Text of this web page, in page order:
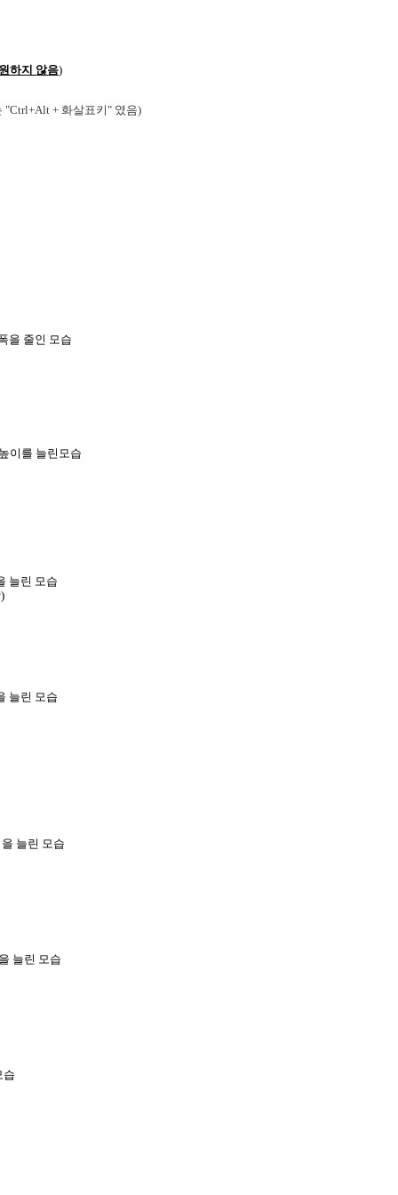
하지 않음)
"Ctrl+Alt + 화살표키" 였음)
을 줄인 모습
이를 늘린모습
늘린 모습
늘린 모습
늘린 모습
늘린 모습
습